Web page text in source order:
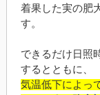
着果した実の肥
す。
できるだけ日照
するとともに、
気温低下によっ